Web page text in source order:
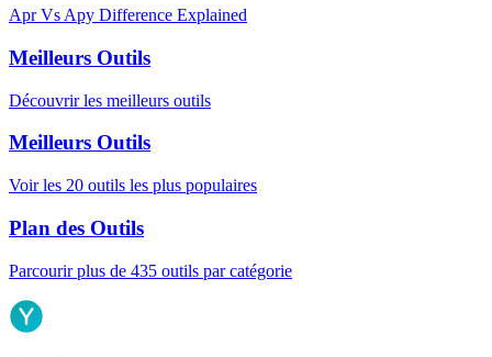
Apr Vs Apy Difference Explained
Meilleurs Outils
Découvrir les meilleurs outils
Meilleurs Outils
Voir les 20 outils les plus populaires
Plan des Outils
Parcourir plus de 435 outils par catégorie